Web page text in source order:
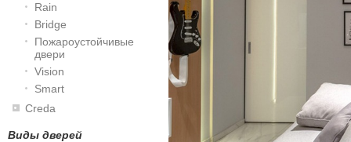
Rain
Bridge
Пожароустойчивые
двери
Vision
Smart
Creda
Виды дверей